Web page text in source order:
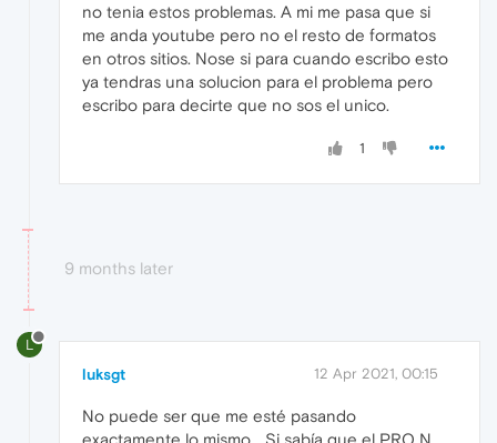
no tenia estos problemas. A mi me pasa que si
me anda youtube pero no el resto de formatos
en otros sitios. Nose si para cuando escribo esto
ya tendras una solucion para el problema pero
escribo para decirte que no sos el unico.
1
9 months later
L
luksgt 12 Apr 2021, 00:15
No puede ser que me esté pasando
exactamente lo mismo... Si sabía que el PRO N